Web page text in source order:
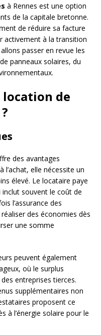
à Rennes est une option
de la capitale bretonne.
de réduire sa facture
activement à la transition
passer en revue les
panneaux solaires, du
de
des avantages
elle nécessite un
élevé. Le locataire paye
souvent le coût de
l’assurance des
des économies dès
une somme
peuvent également
où le surplus
entreprises tierces.
supplémentaires non
proposent ce
à l’énergie solaire pour le